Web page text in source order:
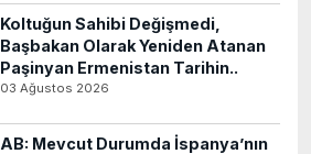
Koltuğun Sahibi Değişmedi,
Başbakan Olarak Yeniden Atanan
Paşinyan Ermenistan Tarihin..
03 Ağustos 2026
AB: Mevcut Durumda İspanya’nın